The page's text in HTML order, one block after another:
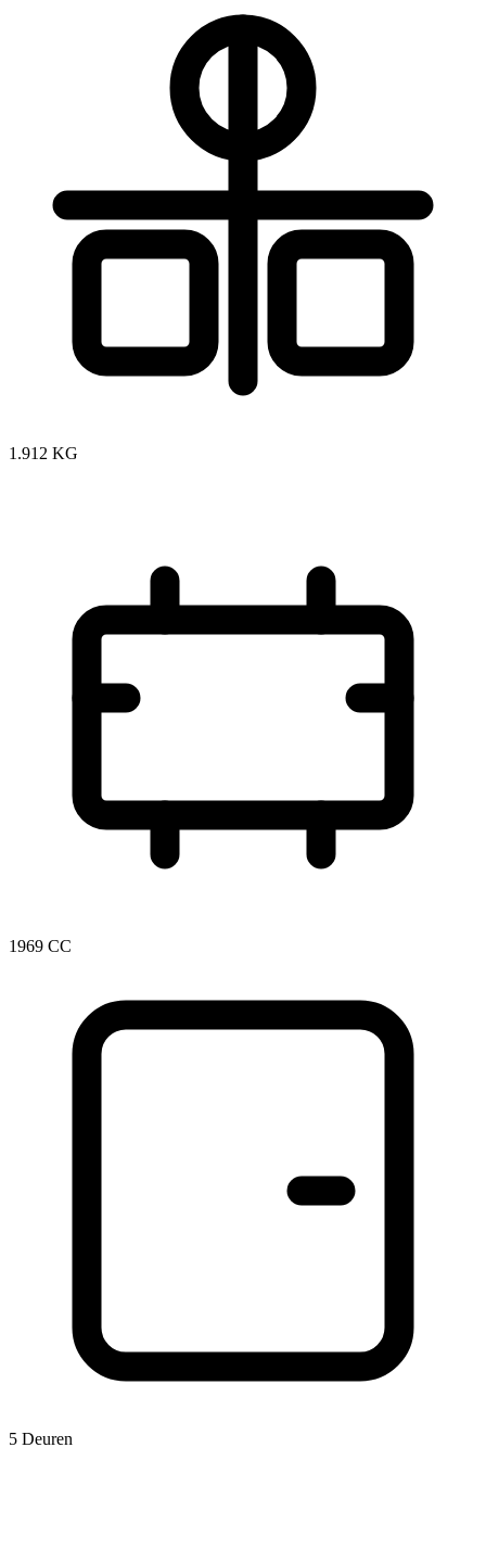
1.912 KG
1969 CC
5 Deuren